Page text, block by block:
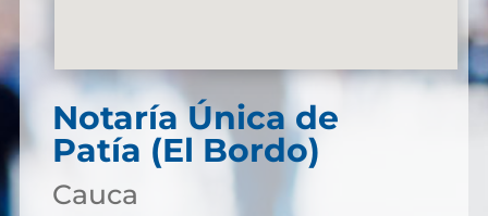
Notaría Única de
Patía (El Bordo)
Cauca